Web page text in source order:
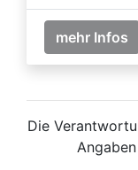
mehr Infos
Die